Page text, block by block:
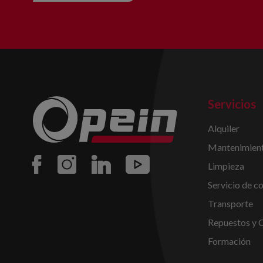
Servicios
Alquiler
Limpieza
Servicio de
Transporte
Repuestos y
Formación